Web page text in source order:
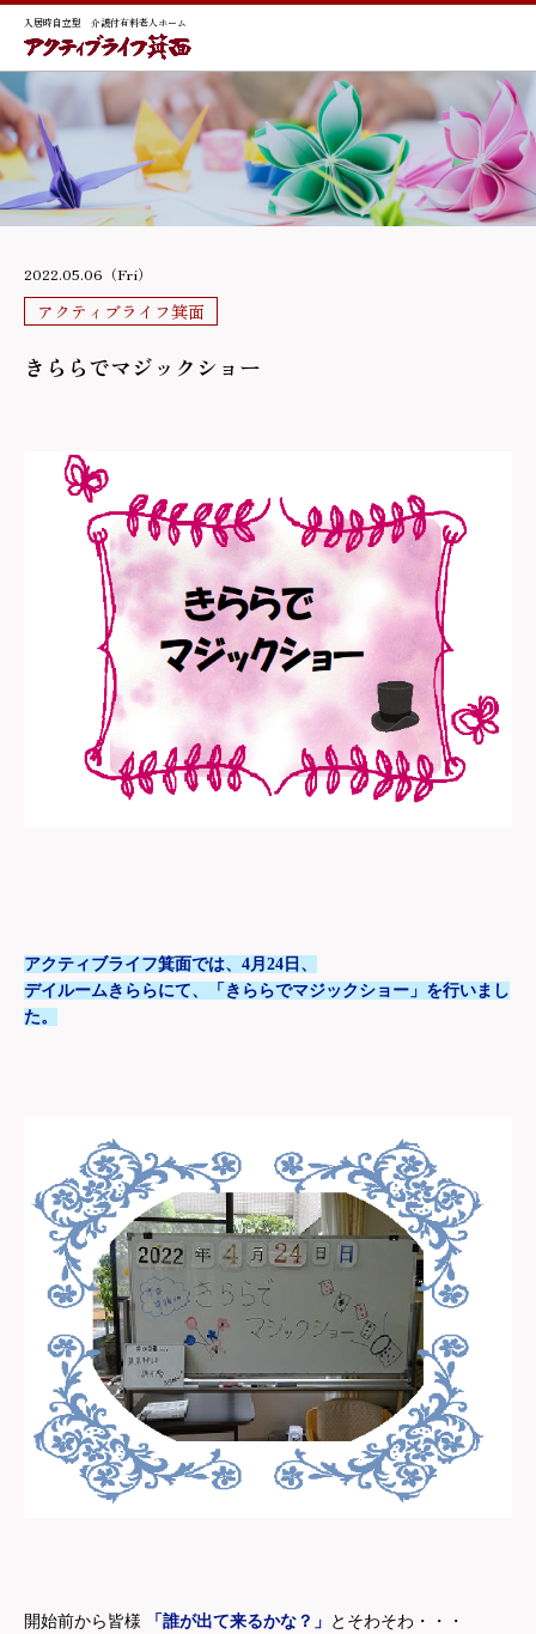
入居時自立型 介護付有料老人ホーム
2022.05.06（Fri）
アクティブライフ箕面
きららでマジックショー
アクティブライフ箕面では、 4月24日、
デイルームきららにて、「きららでマジックショー」を行いまし
た。
開始前から皆様 「誰が出て来るかな？」 とそわそわ・・・